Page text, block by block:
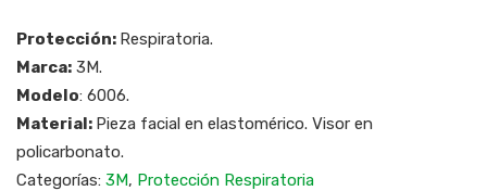
Protección: Respiratoria.
Marca: 3M.
Modelo: 6006.
Material: Pieza facial en elastomérico. Visor en
policarbonato.
Categorías: 3M, Protección Respiratoria